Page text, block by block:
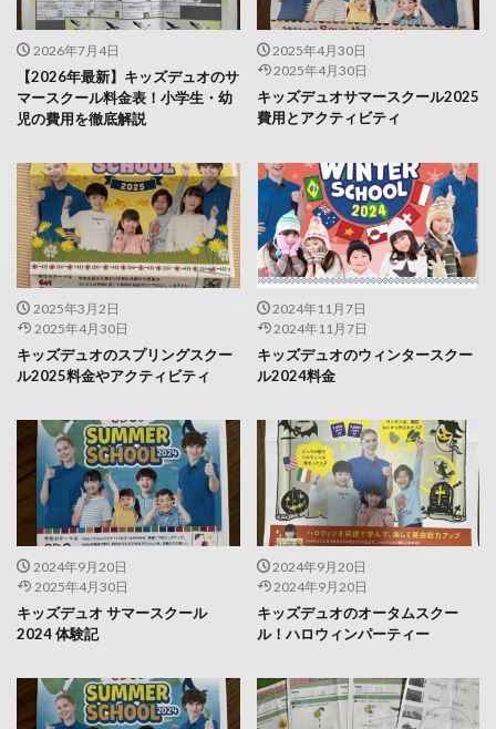
2026年7月4日
【2026年最新】キッズデュオのサ
マースクール料金表！小学生・幼
児の費用を徹底解説
2025年4月30日
2025年4月30日
キッズデュオサマースクール2025
費用とアクティビティ
2025年3月2日
2025年4月30日
キッズデュオのスプリングスクー
ル2025料金やアクティビティ
2024年11月7日
2024年11月7日
キッズデュオのウィンタースクー
ル2024料金
2024年9月20日
2025年4月30日
キッズデュオ サマースクール
2024 体験記
2024年9月20日
2024年9月20日
キッズデュオのオータムスクー
ル！ハロウィンパーティー